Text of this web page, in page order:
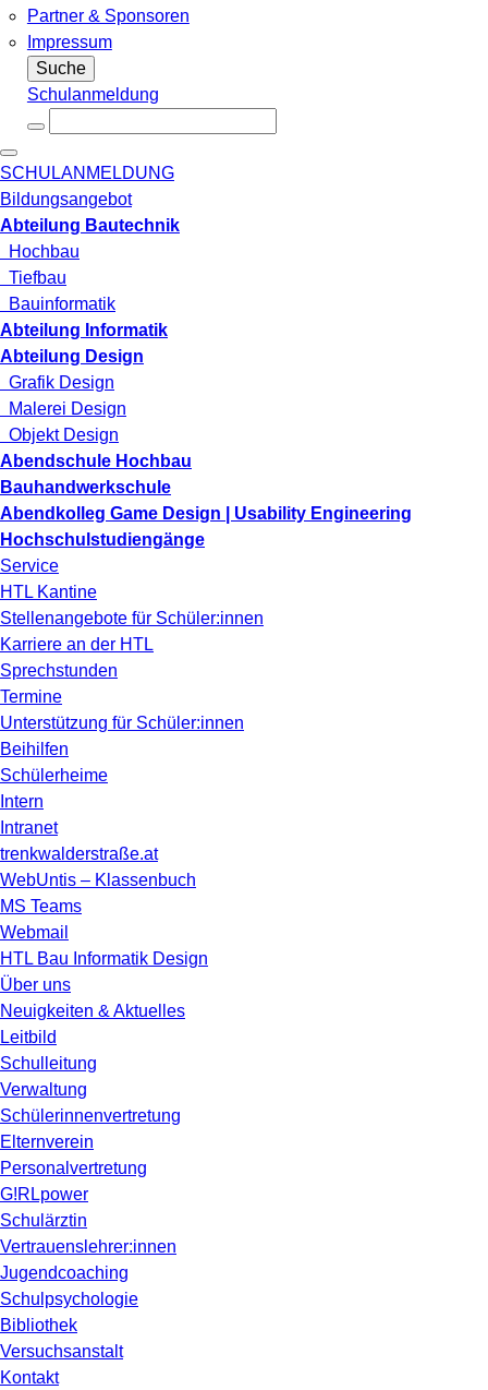
Partner & Sponsoren
Impressum
Suche
Schulanmeldung
SCHULANMELDUNG
Bildungsangebot
Abteilung Bautechnik
Hochbau
Tiefbau
Bauinformatik
Abteilung Informatik
Abteilung Design
Grafik Design
Malerei Design
Objekt Design
Abendschule Hochbau
Bauhandwerkschule
Abendkolleg Game Design | Usability Engineering
Hochschulstudiengänge
Service
HTL Kantine
Stellenangebote für Schüler:innen
Karriere an der HTL
Sprechstunden
Termine
Unterstützung für Schüler:innen
Beihilfen
Schülerheime
Intern
Intranet
trenkwalderstraße.at
WebUntis – Klassenbuch
MS Teams
Webmail
HTL Bau Informatik Design
Über uns
Neuigkeiten & Aktuelles
Leitbild
Schulleitung
Verwaltung
Schülerinnenvertretung
Elternverein
Personalvertretung
G!RLpower
Schulärztin
Vertrauenslehrer:innen
Jugendcoaching
Schulpsychologie
Bibliothek
Versuchsanstalt
Kontakt